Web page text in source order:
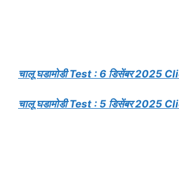
चालू घडामोडी Test : 6 डिसेंबर 2025
चालू घडामोडी Test : 5 डिसेंबर 2025